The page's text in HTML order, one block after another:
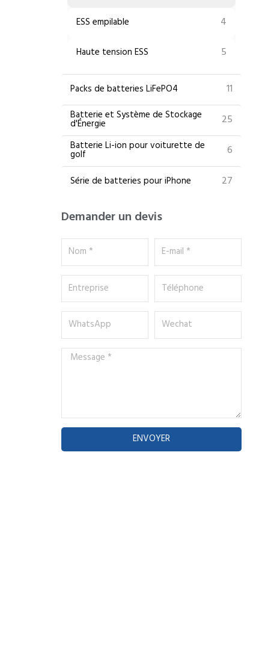
ESS empilable 4
Haute tension ESS 5
Packs de batteries LiFePO4 11
Batterie et Système de Stockage
d'Énergie 25
Batterie Li-ion pour voiturette de
golf 6
Série de batteries pour iPhone 27
Demander un devis
Nom
*
E-
mail
*
Entreprise Téléphone
WhatsApp Wechat
Message
ENVOYER